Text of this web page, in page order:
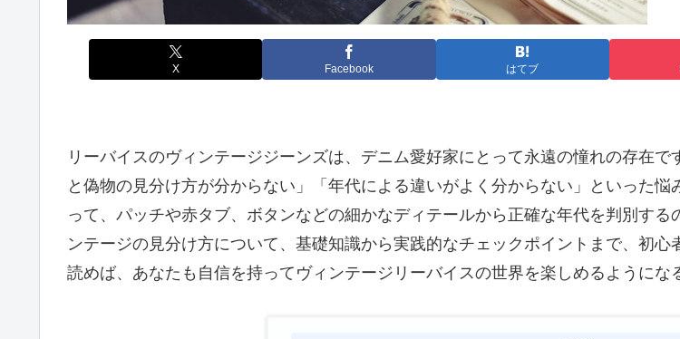
X Facebook はてブ
リーバイスのヴィンテージジーンズは、デニム愛好家にとって永遠の憧れの存在
と偽物の見分け方が分からない」「年代による違いがよく分からない」といった
って、パッチや赤タブ、ボタンなどの細かなディテールから正確な年代を判別す
ンテージの見分け方について、基礎知識から実践的なチェックポイントまで、初
読めば、あなたも自信を持ってヴィンテージリーバイスの世界を楽しめるようにな